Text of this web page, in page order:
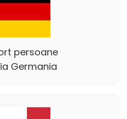
persoane
Germania